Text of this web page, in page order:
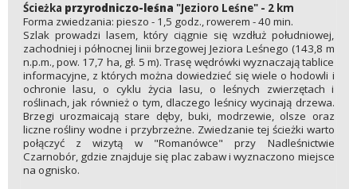
Ścieżka przyrodniczo-leśna "Jezioro Leśne" - 2 km
Forma zwiedzania: pieszo - 1,5 godz., rowerem - 40 min.
Szlak prowadzi lasem, który ciągnie się wzdłuż południowej,
zachodniej i północnej linii brzegowej Jeziora Leśnego (143,8 m
n.p.m., pow. 17,7 ha, gł. 5 m). Trasę wędrówki wyznaczają tablice
informacyjne, z których można dowiedzieć się wiele o hodowli i
ochronie lasu, o cyklu życia lasu, o leśnych zwierzętach i
roślinach, jak również o tym, dlaczego leśnicy wycinają drzewa.
Brzegi urozmaicają stare dęby, buki, modrzewie, olsze oraz
liczne rośliny wodne i przybrzeżne. Zwiedzanie tej ścieżki warto
połączyć z wizytą w "Romanówce" przy Nadleśnictwie
Czarnobór, gdzie znajduje się plac zabaw i wyznaczono miejsce
na ognisko.